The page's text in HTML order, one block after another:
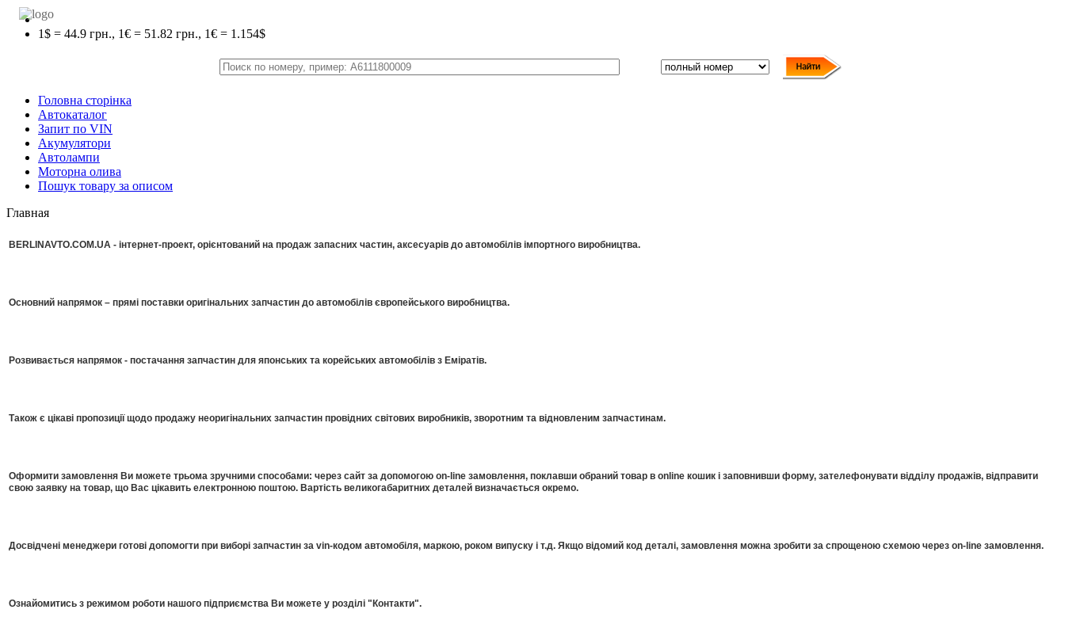
1$ = 44.9 грн., 1€ = 51.82 грн., 1€ = 1.154$
Головна сторінка
Автокаталог
Запит по VIN
Акумулятори
Автолампи
Моторна олива
Пошук товару за описом
Главная
BERLINAVTO.COM.UA - інтернет-проект, орієнтований на продаж запасних частин, аксесуарів до автомобілів імпортного виробництва.
Основний напрямок – прямі поставки оригінальних запчастин до автомобілів європейського виробництва.
Розвивається напрямок - постачання запчастин для японських та корейських автомобілів з Еміратів.
Також є цікаві пропозиції щодо продажу неоригінальних запчастин провідних світових виробників, зворотним та відновленим запчастинам.
Оформити замовлення Ви можете трьома зручними способами: через сайт за допомогою on-line замовлення, поклавши обраний товар в online кошик і заповнивши форму, зателефонувати відділу продажів, відправити
свою заявку на товар, що Вас цікавить електронною поштою. Вартість великогабаритних деталей визначається окремо.
Досвідчені менеджери готові допомогти при виборі запчастин за vin-кодом автомобіля, маркою, роком випуску і т.д. Якщо відомий код деталі, замовлення можна зробити за спрощеною схемою через on-line замовлення.
Ознайомитись з режимом роботи нашого підприємства Ви можете у розділі "Контакти".